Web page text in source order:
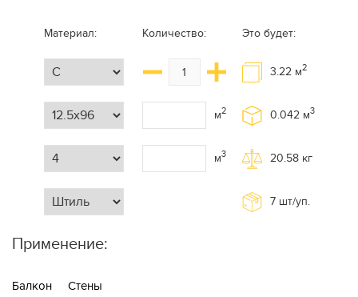
Материал: Количество:
м2
м3
Это будет:
3.22 м2
0.042 м3
20.58 кг
7 шт/уп.
Применение:
Балкон Стены